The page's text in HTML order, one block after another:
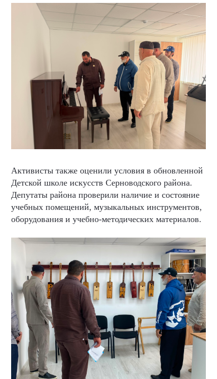
Активисты также оценили условия в обновленной
Детской школе искусств Серноводского района.
Депутаты района проверили наличие и состояние
учебных помещений, музыкальных инструментов,
оборудования и учебно-методических материалов.